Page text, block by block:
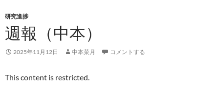
研究進捗
週報（中本）
2025年11月12日 中本菜月 コメントする
This content is restricted.